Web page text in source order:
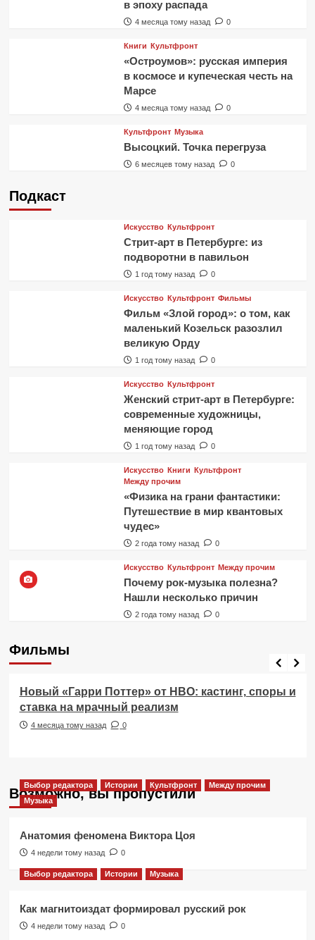
в эпоху распада
4 месяца тому назад 0
Книги Культфронт
«Остроумов»: русская империя
в космосе и купеческая честь на
Марсе
4 месяца тому назад 0
Культфронт Музыка
Высоцкий. Точка перегруза
6 месяцев тому назад 0
Подкаст
Искусство Культфронт
Стрит-арт в Петербурге: из
подворотни в павильон
1 год тому назад 0
Искусство Культфронт Фильмы
Фильм «Злой город»: о том, как
маленький Козельск разозлил
великую Орду
1 год тому назад 0
Искусство Культфронт
Женский стрит-арт в Петербурге:
современные художницы,
меняющие город
1 год тому назад 0
Искусство Книги Культфронт
Между прочим
«Физика на грани фантастики:
Путешествие в мир квантовых
чудес»
2 года тому назад 0
Искусство Культфронт Между прочим
Почему рок-музыка полезна?
Нашли несколько причин
2 года тому назад 0
Фильмы
Фильмы
Новый «Гарри Поттер» от HBO: кастинг, споры и
ставка на мрачный реализм
4 месяца тому назад 0
Возможно, вы пропустили
Выбор редактора Истории Культфронт
Между прочим
Музыка
Анатомия феномена Виктора Цоя
4 недели тому назад 0
Выбор редактора Истории Музыка
Как магнитоиздат формировал русский рок
4 недели тому назад 0